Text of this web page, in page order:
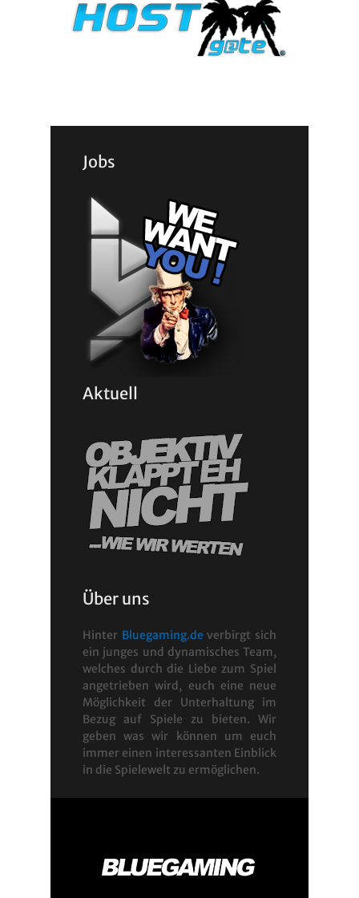
Jobs
Aktuell
Über uns
Hinter Bluegaming.de verbirgt sich
ein junges und dynamisches Team,
welches durch die Liebe zum Spiel
angetrieben wird, euch eine neue
Möglichkeit der Unterhaltung im
Bezug auf Spiele zu bieten. Wir
geben was wir können um euch
immer einen interessanten Einblick
in die Spielewelt zu ermöglichen.